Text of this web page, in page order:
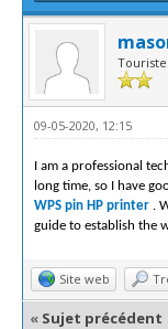
Touriste
09-05-2020, 12:15
I am a professional
long time, so I have
WPS pin HP printer .
guide to establish the
Site web
« Sujet précédent